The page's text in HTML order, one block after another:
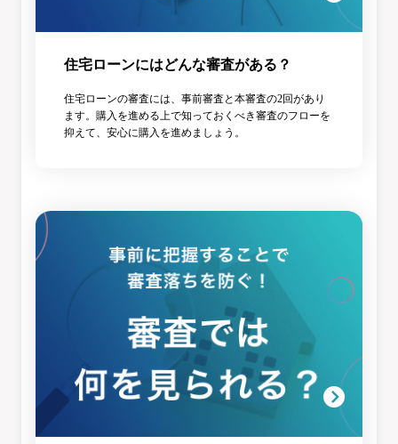
住宅ローンにはどんな審査がある？
住宅ローンの審査には、事前審査と本審査の2回があり
ます。購入を進める上で知っておくべき審査のフローを
抑えて、安心に購入を進めましょう。